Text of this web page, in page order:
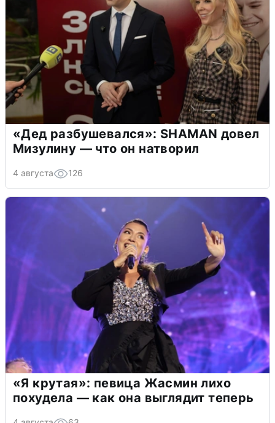
«Дед разбушевался»: SHAMAN довел
Мизулину — что он натворил
4 августа 126
«Я крутая»: певица Жасмин лихо
похудела — как она выглядит теперь